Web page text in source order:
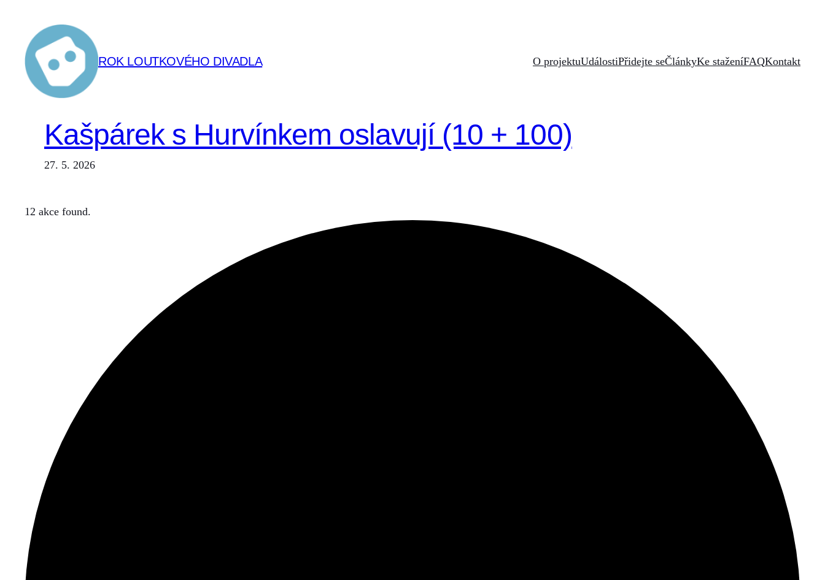
obsah
ROK LOUTKOVÉHO DIVADLA O projektuUdálostiPřidejte seČlánkyKe staženíFAQKontakt
Kašpárek s Hurvínkem oslavují (10 + 100)
27. 5. 2026
12 akce found.